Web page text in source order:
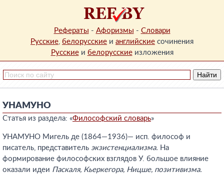
Рефераты - Афоризмы - Словари
Русские, белорусские и английские сочинения
Русскиеи белорусскиеизложения
УНАМУНО
Статья из раздела: «Философский словарь»
УНАМУНО Мигель де (1864—1936)— исп. философ и
писатель, представитель экзистенциализма. На
формирование философских взглядов У. большое влияние
оказали идеи Паскаля, Кьеркегора, Ницше, позитивизма.